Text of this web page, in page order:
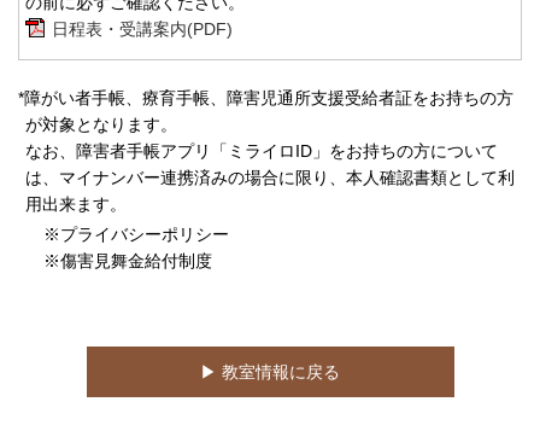
日程表・受講案内(PDF)
*障がい者手帳、療育手帳、障害児通所支援受給者証をお持ちの方
が対象となります。
なお、障害者手帳アプリ「ミライロID」をお持ちの方について
は、マイナンバー連携済みの場合に限り、本人確認書類として利
用出来ます。
※プライバシーポリシー
※傷害見舞金給付制度
▶︎ 教室情報に戻る